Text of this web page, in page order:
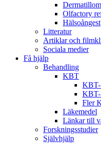
Olfactory
Hälsoångest
Litteratur
Artiklar och
Sociala medier
Få hjälp
Behandling
KBT
Fler
Läkemedel
Länkar till
Forskningsstudier
Självhjälp